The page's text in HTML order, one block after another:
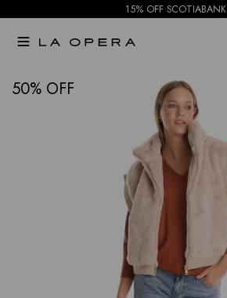
15% OFF SCOTIABANK

50 NOTIFICARME